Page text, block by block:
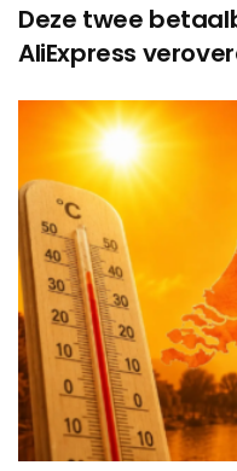
Deze twee
AliExpress